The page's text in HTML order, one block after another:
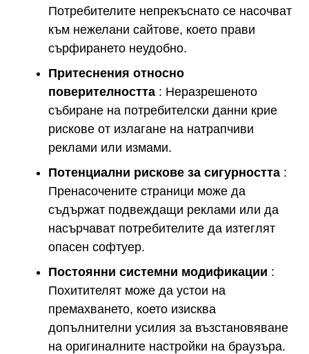
Потребителите непрекъснато се насочват
към нежелани сайтове, което прави
сърфирането неудобно.
Притеснения относно
поверителността : Неразрешеното
събиране на потребителски данни крие
рискове от излагане на натрапчиви
реклами или измами.
Потенциални рискове за сигурността :
Пренасочените страници може да
съдържат подвеждащи реклами или да
насърчават потребителите да изтеглят
опасен софтуер.
Постоянни системни модификации :
Похитителят може да устои на
премахването, което изисква
допълнителни усилия за възстановяване
на оригиналните настройки на браузъра.